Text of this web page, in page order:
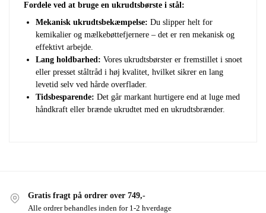
Fordele ved at bruge en ukrudtsbørste i stål:
Mekanisk ukrudtsbekæmpelse: Du slipper helt for
kemikalier og mælkebøttefjernere – det er ren mekanisk og
effektivt arbejde.
Lang holdbarhed: Vores ukrudtsbørster er fremstillet i snoet
eller presset ståltråd i høj kvalitet, hvilket sikrer en lang
levetid selv ved hårde overflader.
Tidsbesparende: Det går markant hurtigere end at luge med
håndkraft eller brænde ukrudtet med en ukrudtsbrænder.
Gratis fragt på ordrer over 749,-
Alle ordrer behandles inden for 1-2 hverdage